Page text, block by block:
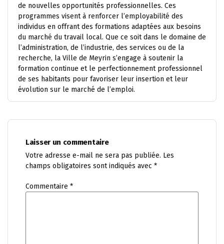
de nouvelles opportunités professionnelles. Ces
programmes visent à renforcer l’employabilité des
individus en offrant des formations adaptées aux besoins
du marché du travail local. Que ce soit dans le domaine de
l’administration, de l’industrie, des services ou de la
recherche, la Ville de Meyrin s’engage à soutenir la
formation continue et le perfectionnement professionnel
de ses habitants pour favoriser leur insertion et leur
évolution sur le marché de l’emploi.
Laisser un commentaire
Votre adresse e-mail ne sera pas publiée. Les
champs obligatoires sont indiqués avec *
Commentaire *